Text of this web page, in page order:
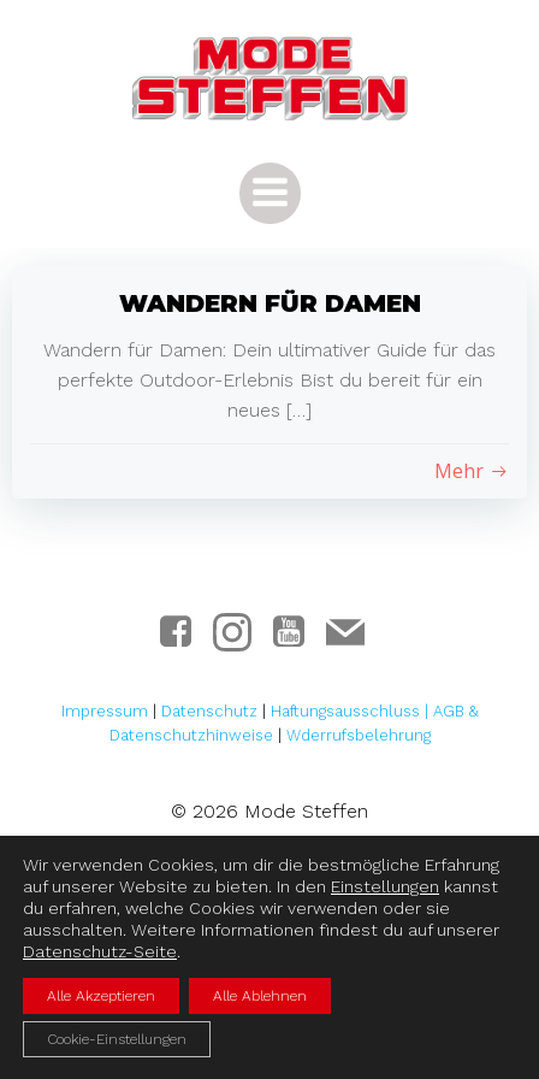
Inhalt
springen
WANDERN FÜR DAMEN
Wandern für Damen: Dein ultimativer Guide für das
perfekte Outdoor-Erlebnis Bist du bereit für ein
neues […]
Mehr
Impressum Datenschutz Haftungsausschluss
AGB &
Datenschutzhinweise
Wderrufsbelehrung
© 2026 Mode Steffen
Wir verwenden Cookies, um dir die bestmögliche Erfahrung
auf unserer Website zu bieten. In den Einstellungen kannst
du erfahren, welche Cookies wir verwenden oder sie
ausschalten. Weitere Informationen findest du auf unserer
Datenschutz-Seite.
Alle Akzeptieren Alle Ablehnen
Cookie-Einstellungen